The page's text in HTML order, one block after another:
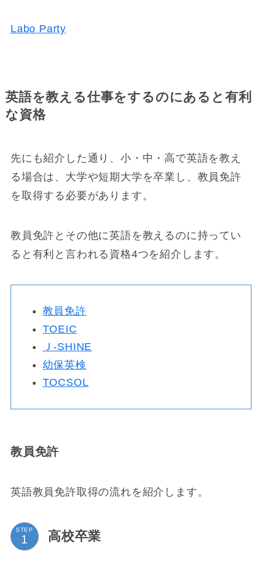
Labo Party
英語を教える仕事をするのにあると有利
な資格
先にも紹介した通り、小・中・高で英語を教え
る場合は、大学や短期大学を卒業し、教員免許
を取得する必要があります。
教員免許とその他に英語を教えるのに持ってい
ると有利と言われる資格4つを紹介します。
教員免許
TOEIC
Ｊ-SHINE
幼保英検
TOCSOL
教員免許
英語教員免許取得の流れを紹介します。
STEP 高校卒業